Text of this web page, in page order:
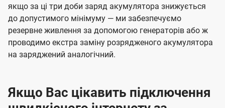
якщо за ці три доби заряд акумулятора знижується
до допустимого мінімуму — ми забезпечуємо
резервне живлення за допомогою генераторів або ж
проводимо екстра заміну розрядженого акумулятора
на заряджений аналогічний.
Якщо Вас цікавить підключення